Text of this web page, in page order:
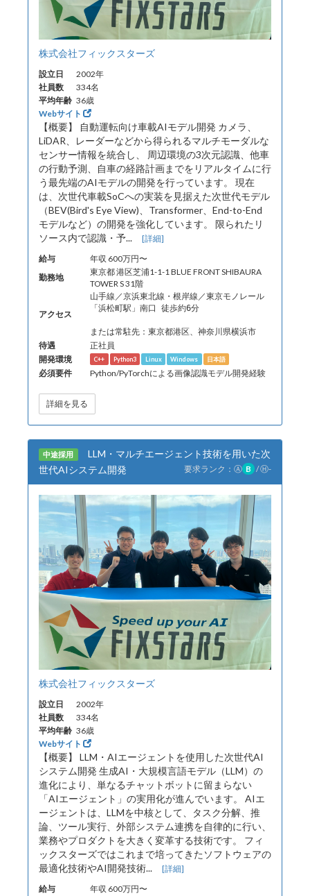
株式会社フィックスターズ
設立日
2002年
社員数
334名
平均年齢 36歳
Webサイト
【概要】 自動運転向け車載AIモデル開発 カメラ、
LiDAR、レーダーなどから得られるマルチモーダルな
センサー情報を統合し、 周辺環境の3次元認識、他車
の行動予測、自車の経路計画までをリアルタイムに行
う最先端のAIモデルの開発を行っています。 現在
は、次世代車載SoCへの実装を見据えた次世代モデル
（BEV(Bird's Eye View)、Transformer、End-to-End
モデルなど）の開発を強化しています。 限られたリ
ソース内で認識・予... [詳細]
給与
年収 600万円〜
勤務地
東京都 港区芝浦1-1-1 BLUE FRONT SHIBAURA
TOWER S 31階
アクセス
山手線／京浜東北線・根岸線／東京モノレール
「浜松町駅」南口 徒歩約6分
または常駐先：東京都港区、神奈川県横浜市
待遇
正社員
開発環境
C++ Python3 Linux Windows 日本語
必須要件 Python/PyTorchによる画像認識モデル開発経験
詳細を見る
中途採用
LLM・マルチエージェント技術を用いた次
世代AIシステム開発
要求ランク： Ⓐ B /Ⓗ-
株式会社フィックスターズ
設立日
2002年
社員数
334名
平均年齢 36歳
Webサイト
【概要】 LLM・AIエージェントを使用した次世代AI
システム開発 生成AI・大規模言語モデル（LLM）の
進化により、単なるチャットボットに留まらない
「AIエージェント」の実用化が進んでいます。 AIエ
ージェントは、LLMを中核として、タスク分解、推
論、ツール実行、外部システム連携を自律的に行い、
業務やプロダクトを大きく変革する技術です。 フィ
ックスターズではこれまで培ってきたソフトウェアの
最適化技術やAI開発技術... [詳細]
給与
年収 600万円〜